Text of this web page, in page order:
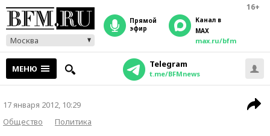
16+
Москва
прямой
эфир
Канал в
MAX
max.ru/bfm
МЕНЮ Telegram
t.me/BFMnews
17 января 2012, 10:29
Общество
Политика